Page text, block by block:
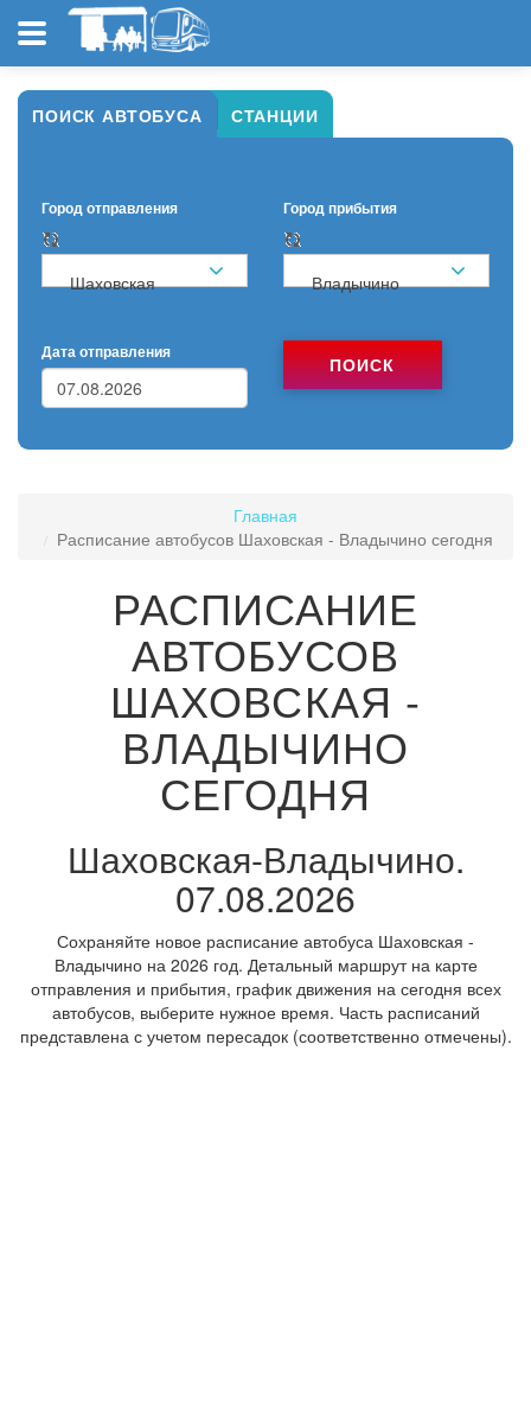
ПОИСК АВТОБУСА СТАНЦИИ
Город отправления
Шаховская
Город прибытия
Владычино
Дата отправления
ПОИСК
Главная
Расписание автобусов Шаховская - Владычино сегодня
РАСПИСАНИЕ
АВТОБУСОВ
ШАХОВСКАЯ -
ВЛАДЫЧИНО
СЕГОДНЯ
Шаховская-Владычино.
07.08.2026
Сохраняйте новое расписание автобуса Шаховская -
Владычино на 2026 год. Детальный маршрут на карте
отправления и прибытия, график движения на сегодня всех
автобусов, выберите нужное время. Часть расписаний
представлена с учетом пересадок (соответственно отмечены).